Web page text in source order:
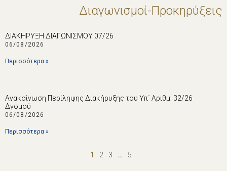
Διαγωνισμοί-Προκηρύξεις
ΔΙΑΚΗΡΥΞΗ ΔΙΑΓΩΝΙΣΜΟΥ 07/26
06/08/2026
Περισσότερα »
Ανακοίνωση Περίληψης Διακήρυξης του Υπ΄ Αριθμ: 32/26
Δγσμού
06/08/2026
Περισσότερα »
1 2 3 … 5